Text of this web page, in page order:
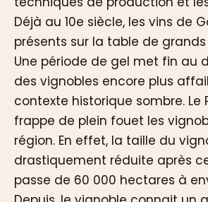
Déjà au 10e siècle, les vins de
présents sur la table de
Une période de gel met fin au
des vignobles encore plus
contexte historique sombre. Le
frappe de plein fouet les
région. En effet, la taille du
drastiquement réduite après
passe de 60 000 hectares à